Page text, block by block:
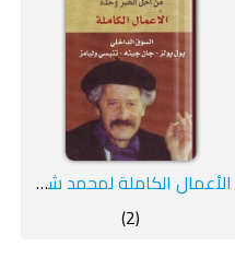
الأعمال الكاملة لمحمد شكري 2
(2)